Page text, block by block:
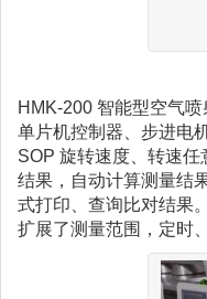
HMK-200 智能型空气
单片机控制器、步进电
SOP 旋转速度、转速
结果，自动计算测量结
式打印、查询比对结果
扩展了测量范围，定时